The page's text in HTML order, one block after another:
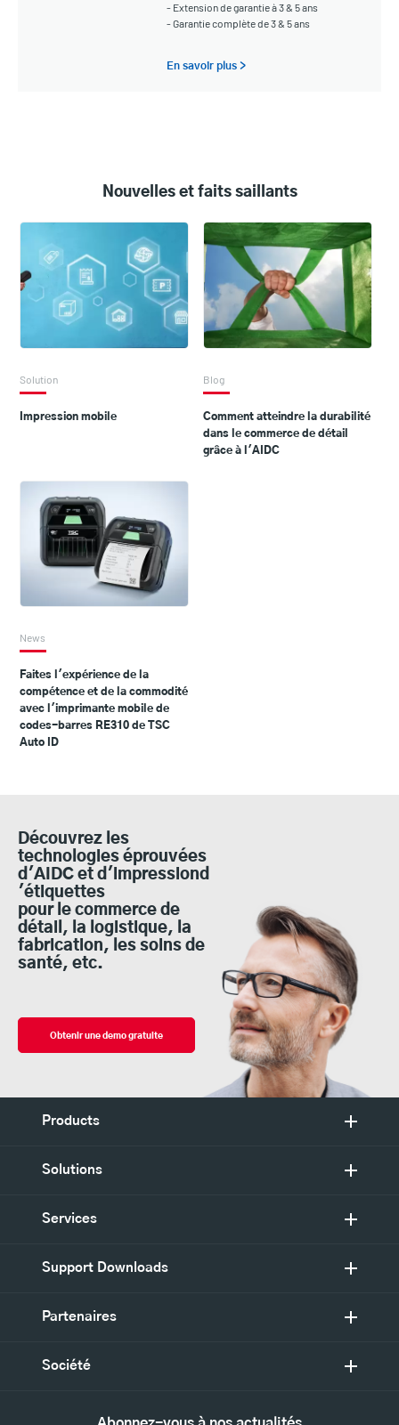
- Extension de garantie à 3 & 5 ans
- Garantie complète de 3 & 5 ans
En savoir plus >
Nouvelles et faits saillants
Solution
Impression mobile
Blog
Comment atteindre la durabilité
dans le commerce de détail
grâce à l'AIDC
News
Faites l'expérience de la
compétence et de la commodité
avec l'imprimante mobile de
codes-barres RE310 de TSC
Auto ID
Découvrez les
technologies éprouvées
d'AIDC et d'impressiond
'étiquettes
pour le commerce de
détail, la logistique, la
fabrication, les soins de
santé, etc.
Obtenir une demo gratuite
Products
Solutions
Services
Support Downloads
Partenaires
Société